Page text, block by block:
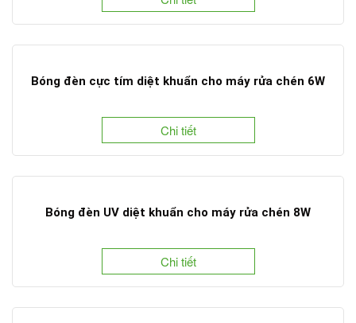
Bóng đèn cực tím diệt khuẩn cho máy rửa chén 6W
Chi tiết
Bóng đèn UV diệt khuẩn cho máy rửa chén 8W
Chi tiết